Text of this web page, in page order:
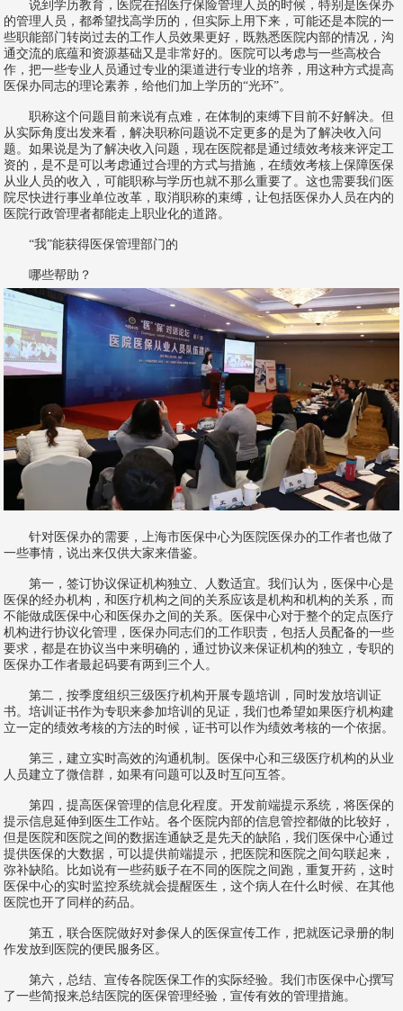
说到学历教育，医院在招医疗保险管理人员的时候，特别是医保办
的管理人员，都希望找高学历的，但实际上用下来，可能还是本院的一
些职能部门转岗过去的工作人员效果更好，既熟悉医院内部的情况，沟
通交流的底蕴和资源基础又是非常好的。医院可以考虑与一些高校合
作，把一些专业人员通过专业的渠道进行专业的培养，用这种方式提高
医保办同志的理论素养，给他们加上学历的“光环”。
职称这个问题目前来说有点难，在体制的束缚下目前不好解决。但
从实际角度出发来看，解决职称问题说不定更多的是为了解决收入问
题。如果说是为了解决收入问题，现在医院都是通过绩效考核来评定工
资的，是不是可以考虑通过合理的方式与措施，在绩效考核上保障医保
从业人员的收入，可能职称与学历也就不那么重要了。这也需要我们医
院尽快进行事业单位改革，取消职称的束缚，让包括医保办人员在内的
医院行政管理者都能走上职业化的道路。
“我”能获得医保管理部门的
哪些帮助？
针对医保办的需要，上海市医保中心为医院医保办的工作者也做了
一些事情，说出来仅供大家来借鉴。
第一，签订协议保证机构独立、人数适宜。我们认为，医保中心是
医保的经办机构，和医疗机构之间的关系应该是机构和机构的关系，而
不能做成医保中心和医保办之间的关系。医保中心对于整个的定点医疗
机构进行协议化管理，医保办同志们的工作职责，包括人员配备的一些
要求，都是在协议当中来明确的，通过协议来保证机构的独立，专职的
医保办工作者最起码要有两到三个人。
第二，按季度组织三级医疗机构开展专题培训，同时发放培训证
书。培训证书作为专职来参加培训的见证，我们也希望如果医疗机构建
立一定的绩效考核的方法的时候，证书可以作为绩效考核的一个依据。
第三，建立实时高效的沟通机制。医保中心和三级医疗机构的从业
人员建立了微信群，如果有问题可以及时互问互答。
第四，提高医保管理的信息化程度。开发前端提示系统，将医保的
提示信息延伸到医生工作站。各个医院内部的信息管控都做的比较好，
但是医院和医院之间的数据连通缺乏是先天的缺陷，我们医保中心通过
提供医保的大数据，可以提供前端提示，把医院和医院之间勾联起来，
弥补缺陷。比如说有一些药贩子在不同的医院之间跑，重复开药，这时
医保中心的实时监控系统就会提醒医生，这个病人在什么时候、在其他
医院也开了同样的药品。
第五，联合医院做好对参保人的医保宣传工作，把就医记录册的制
作发放到医院的便民服务区。
第六，总结、宣传各院医保工作的实际经验。我们市医保中心撰写
了一些简报来总结医院的医保管理经验，宣传有效的管理措施。